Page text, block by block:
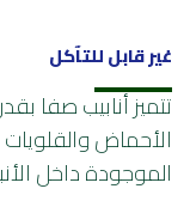
غير قابل للتآكل
تتميز أنابيب صفا
الأحماض
الموجودة داخل